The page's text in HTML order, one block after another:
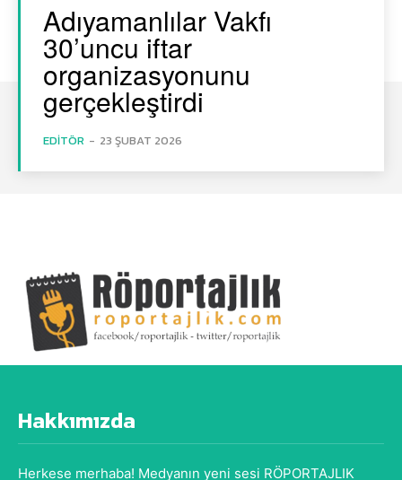
Adıyamanlılar Vakfı
30’uncu iftar
organizasyonunu
gerçekleştirdi
EDITÖR - 23 ŞUBAT 2026
Hakkımızda
Herkese merhaba! Medyanın yeni sesi RÖPORTAJLIK